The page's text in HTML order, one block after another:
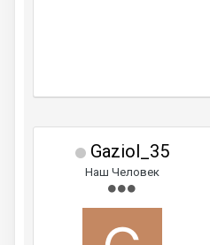
Gaziol_35
Наш Человек